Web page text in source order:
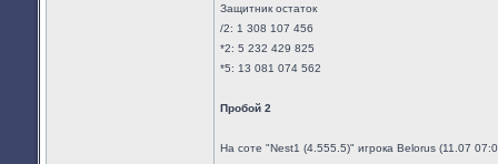
Защитник остаток
/2: 1 308 107 456
*2: 5 232 429 825
*5: 13 081 074 562
Пробой 2
На соте "Nest1 (4.555.5)" игрока Belorus (11.07